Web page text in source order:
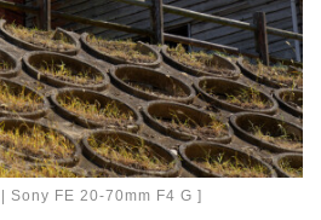
Sony FE 20-70mm F4 G ]